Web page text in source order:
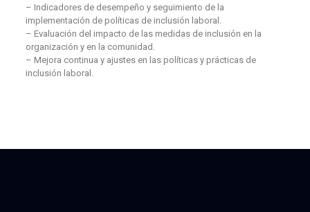
– Indicadores de desempeño y seguimiento de la
implementación de políticas de inclusión laboral.
– Evaluación del impacto de las medidas de inclusión en la
organización y en la comunidad.
– Mejora continua y ajustes en las políticas y prácticas de
inclusión laboral.